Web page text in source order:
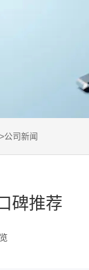
公司新闻
碑推荐